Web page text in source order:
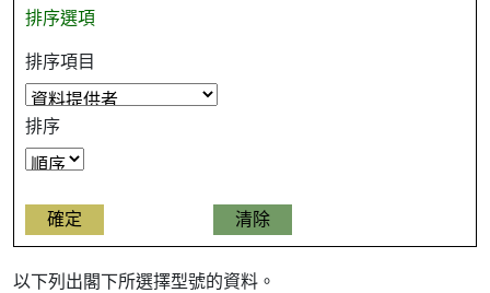
排序選項
排序項目
排序
以下列出閣下所選擇型號的資料。